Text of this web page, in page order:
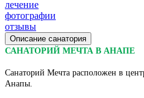
лечение
фотографии
отзывы
Описание санатория
САНАТОРИЙ МЕЧТА В АНАПЕ
Санаторий Мечта расположен в
Анапы.